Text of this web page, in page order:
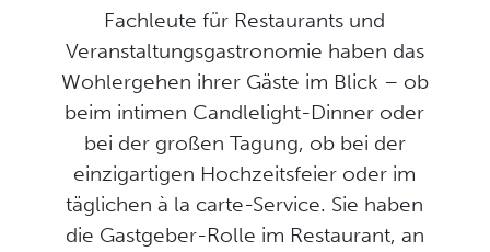
Fachleute für Restaurants und
Veranstaltungsgastronomie haben das
Wohlergehen ihrer Gäste im Blick – ob
beim intimen Candlelight-Dinner oder
bei der großen Tagung, ob bei der
einzigartigen Hochzeitsfeier oder im
täglichen à la carte-Service. Sie haben
die Gastgeber-Rolle im Restaurant, an